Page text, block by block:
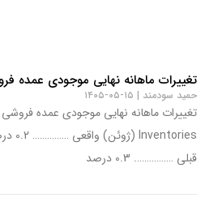
تغییرات ماهانه نهایی موجودی عمده
حمید سودمند ۱۵-۰۵-۱۴۰۵
قبلی ……………. 0.3 درصد